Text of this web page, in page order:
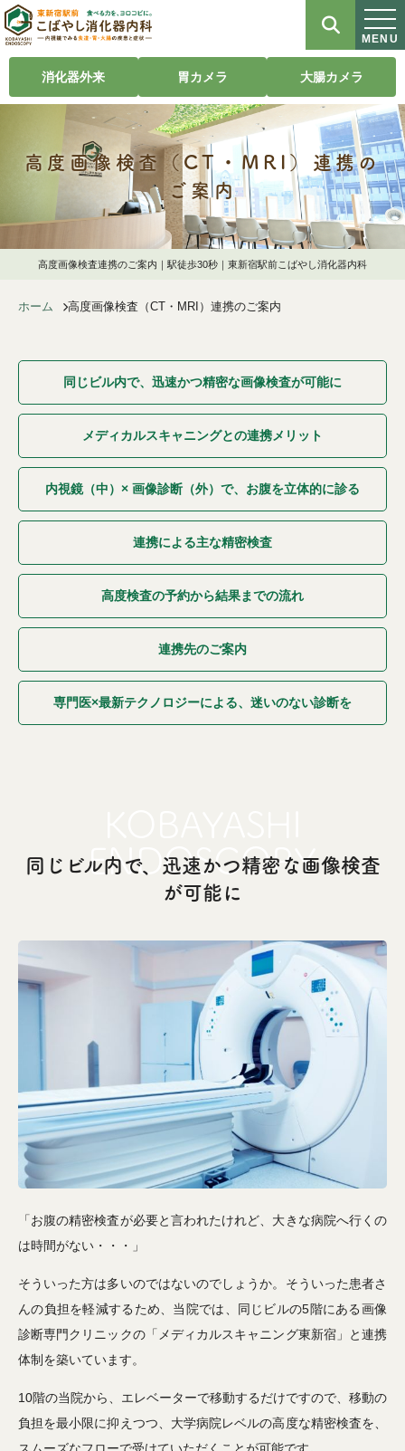
MENU
高度画像検査（CT・MRI）連携の
ご案内
高度画像検査連携のご案内｜駅徒歩30秒｜東新宿駅前こばやし消化器内科
消化器外来 胃カメラ 大腸カメラ
ホーム 高度画像検査（CT・MRI）連携のご案内
同じビル内で、迅速かつ精密な画像検査が可能に
メディカルスキャニングとの連携メリット
内視鏡（中）× 画像診断（外）で、お腹を立体的に診る
連携による主な精密検査
高度検査の予約から結果までの流れ
連携先のご案内
専門医×最新テクノロジーによる、迷いのない診断を
同じビル内で、迅速かつ精密な画像検査
が可能に
「お腹の精密検査が必要と言われたけれど、大きな病院へ行くの
は時間がない・・・」
そういった方は多いのではないのでしょうか。そういった患者さ
んの負担を軽減するため、当院では、同じビルの5階にある画像
診断専門クリニックの「メディカルスキャニング東新宿」と連携
体制を築いています。
10階の当院から、エレベーターで移動するだけですので、移動の
負担を最小限に抑えつつ、大学病院レベルの高度な精密検査を、